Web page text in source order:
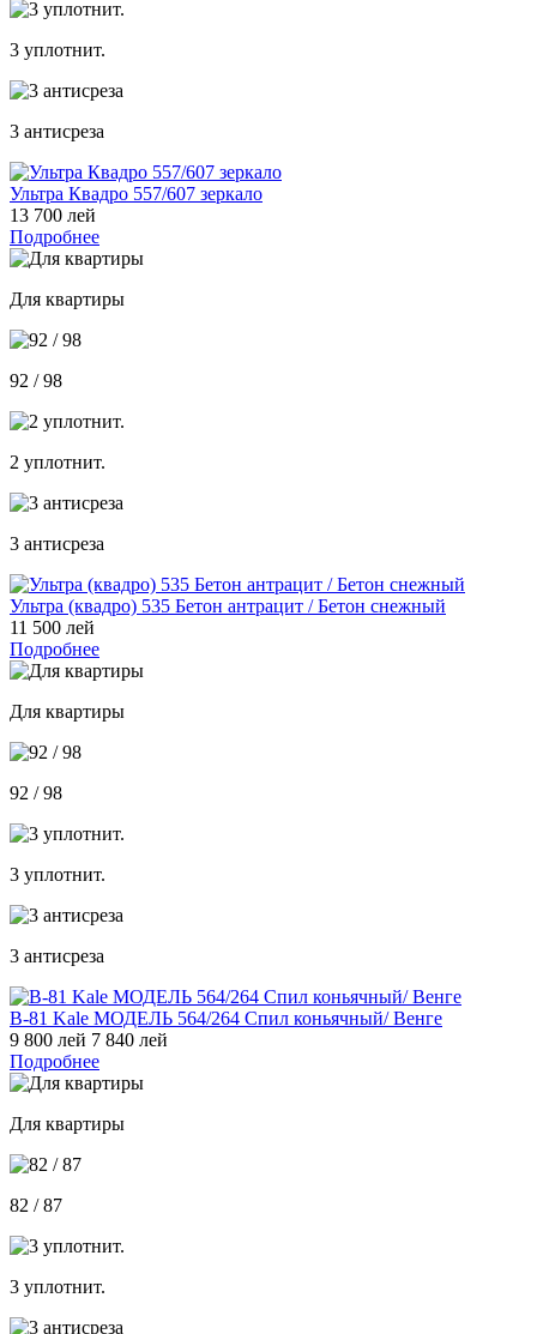
3 уплотнит.
3 антисреза
Ультра Квадро 557/607 зеркало
13 700 лей
Подробнее
Для квартиры
92 / 98
2 уплотнит.
3 антисреза
Ультра (квадро) 535 Бетон антрацит / Бетон снежный
11 500 лей
Подробнее
Для квартиры
92 / 98
3 уплотнит.
3 антисреза
В-81 Kale МОДЕЛЬ 564/264 Спил коньячный/ Венге
9 800 лей 7 840 лей
Подробнее
Для квартиры
82 / 87
3 уплотнит.